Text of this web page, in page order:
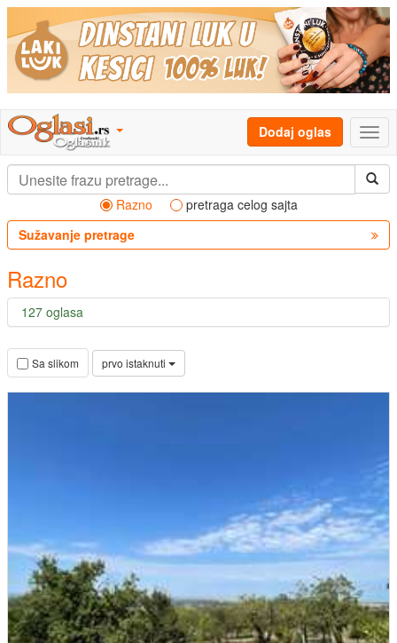
Dodaj oglas
Razno
pretraga celog sajta
Sužavanje pretrage
Razno
127 oglasa
Sa slikom prvo istaknuti